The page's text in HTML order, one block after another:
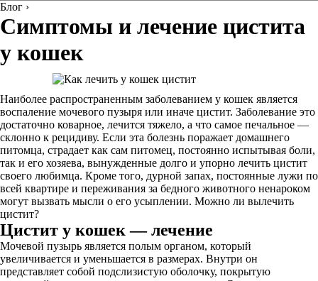
Блог ›
Симптомы и лечение цистита
у кошек
Наиболее распространенным заболеванием у кошек является
воспаление мочевого пузыря или иначе цистит. Заболевание это
достаточно коварное, лечится тяжело, а что самое печальное —
склонно к рецидиву. Если эта болезнь поражает домашнего
питомца, страдает как сам питомец, постоянно испытывая боли,
так и его хозяева, вынужденные долго и упорно лечить цистит
своего любимца. Кроме того, дурной запах, постоянные лужи по
всей квартире и переживания за бедного животного ненароком
могут вызвать мысли о его усыплении. Можно ли вылечить
цистит?
Цистит у кошек — лечение
Мочевой пузырь является полым органом, который
увеличивается и уменьшается в размерах. Внутри он
представляет собой подслизистую оболочку, покрытую